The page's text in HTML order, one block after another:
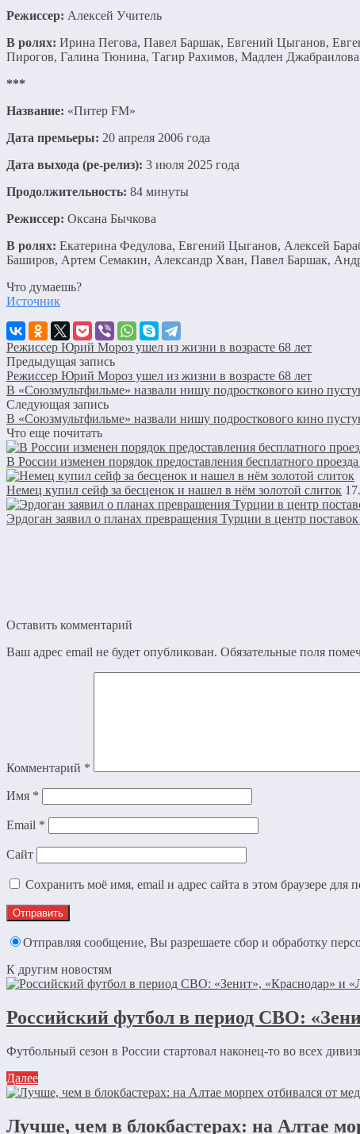
Режиссер: Алексей Учитель
В ролях: Ирина Пегова, Павел Баршак, Евгений Цыганов,
Пирогов, Галина Тюнина, Тагир Рахимов, Мадлен Джабраилова
***
Название: «Питер FM»
Дата премьеры: 20 апреля 2006 года
Дата выхода (ре-релиз): 3 июля 2025 года
Продолжительность: 84 минуты
Режиссер: Оксана Бычкова
В ролях: Екатерина Федулова, Евгений Цыганов, Алексей
Баширов, Артем Семакин, Александр Хван, Павел Баршак,
Что думаешь?
Источник
Режиссер Юрий Мороз ушел из жизни в возрасте 68 лет
Предыдущая запись
Режиссер Юрий Мороз ушел из жизни в возрасте 68 лет
В «Союзмультфильме» назвали нишу подросткового кино
Следующая запись
В «Союзмультфильме» назвали нишу подросткового кино
Что еще почитать
В России изменен порядок предоставления бесплатного
Немец купил сейф за бесценок и нашел в нём золотой слиток
Эрдоган заявил о планах превращения Турции в центр
Оставить комментарий
Ваш адрес email не будет опубликован. Обязательные поля
Комментарий *
Имя *
Email *
Сайт
Сохранить моё имя, email и адрес сайта в этом браузере
Отправляя сообщение, Вы разрешаете сбор и обработку
К другим новостям
Российский футбол в период СВО:
Футбольный сезон в России стартовал наконец-то во всех
Далее
Лучше, чем в блокбастерах: на Алтае